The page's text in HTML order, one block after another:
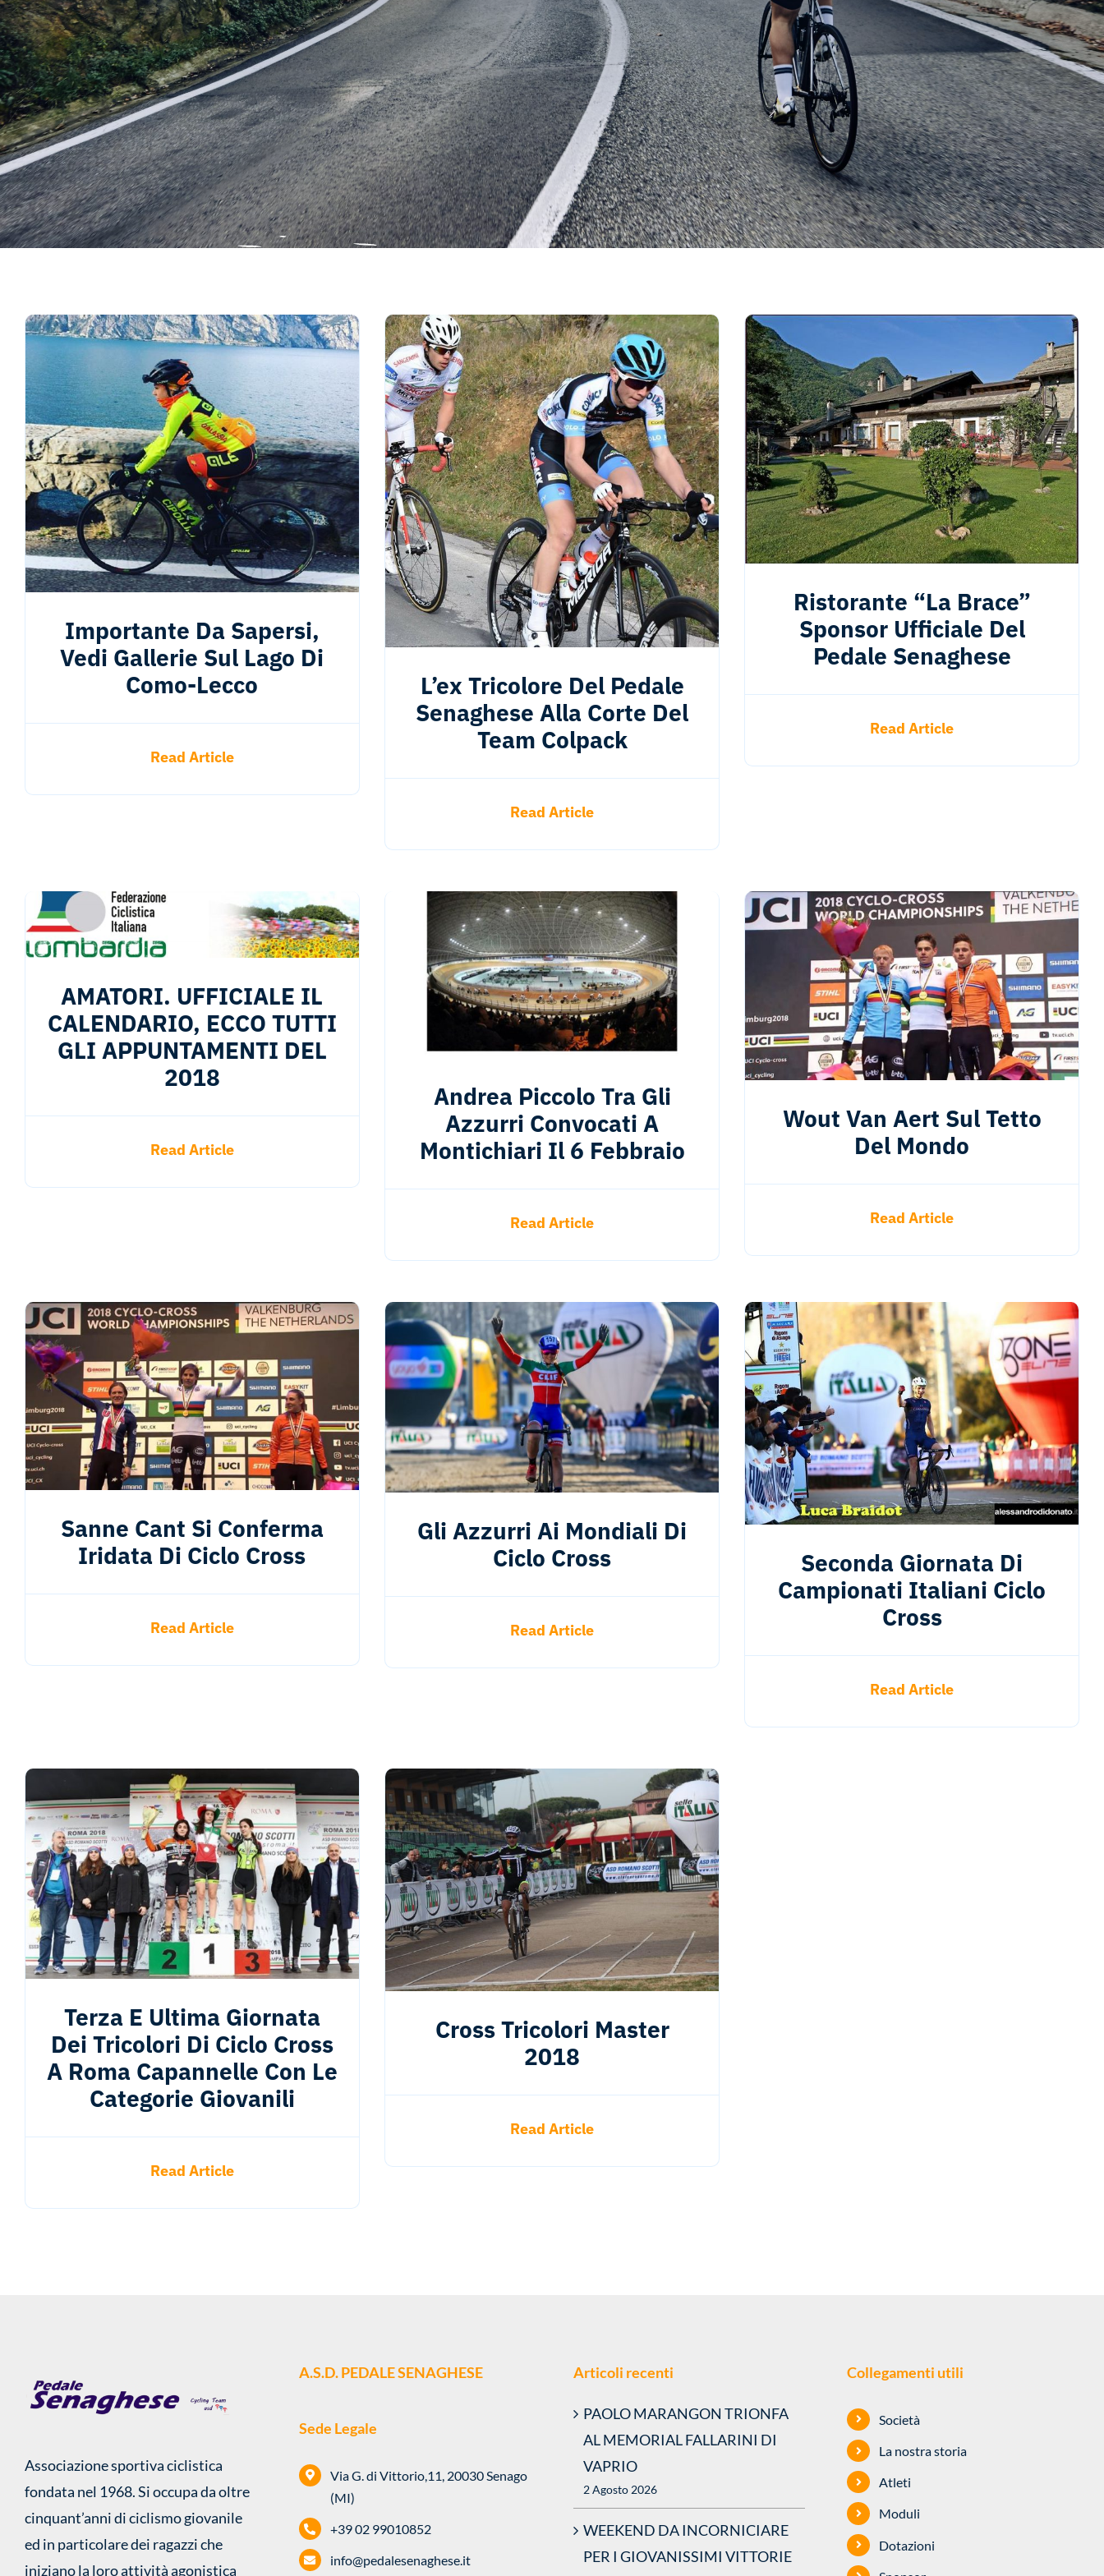
Importante Da Sapersi,
Vedi Gallerie Sul Lago Di
Como-Lecco
Read Article
L’ex Tricolore Del Pedale
Senaghese Alla Corte Del
Team Colpack
Read Article
Ristorante “La Brace”
Sponsor Ufficiale Del
Pedale Senaghese
Read Article
AMATORI. UFFICIALE IL
CALENDARIO, ECCO TUTTI
GLI APPUNTAMENTI DEL
2018
Read Article
Andrea Piccolo Tra Gli
Azzurri Convocati A
Montichiari Il 6 Febbraio
Read Article
Wout Van Aert Sul Tetto
Del Mondo
Read Article
Sanne Cant Si Conferma
Iridata Di Ciclo Cross
Read Article
Gli Azzurri Ai Mondiali Di
Ciclo Cross
Read Article
Seconda Giornata Di
Campionati Italiani Ciclo
Cross
Read Article
Terza E Ultima Giornata
Dei Tricolori Di Ciclo Cross
A Roma Capannelle Con Le
Categorie Giovanili
Read Article
Cross Tricolori Master
2018
Read Article
Associazione sportiva ciclistica
fondata nel 1968. Si occupa da oltre
cinquant’anni di ciclismo giovanile
ed in particolare dei ragazzi che
iniziano la loro attività agonistica
A.S.D. PEDALE SENAGHESE
Sede Legale
Via G. di Vittorio,11, 20030 Senago
(MI)
+39 02 99010852
info@pedalesenaghese.it
Articoli recenti
PAOLO MARANGON TRIONFA
AL MEMORIAL FALLARINI DI
VAPRIO
2 Agosto 2026
WEEKEND DA INCORNICIARE
PER I GIOVANISSIMI VITTORIE
Collegamenti utili
Società
La nostra storia
Atleti
Moduli
Dotazioni